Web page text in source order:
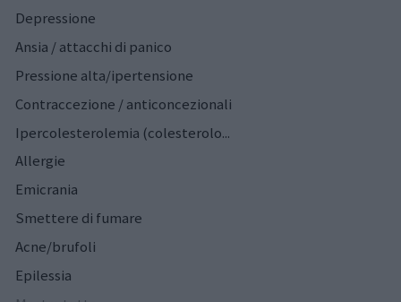
Depressione
Ansia / attacchi di panico
Pressione alta/ipertensione
Contraccezione / anticoncezionali
Ipercolesterolemia (colesterolo...
Allergie
Emicrania
Smettere di fumare
Acne/brufoli
Epilessia